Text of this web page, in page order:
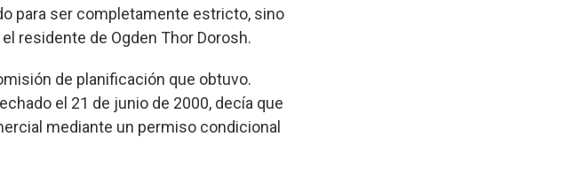
para ser completamente estricto, sino
residente de Ogden Thor Dorosh.
de planificación que obtuvo.
el 21 de junio de 2000, decía que
mediante un permiso condicional